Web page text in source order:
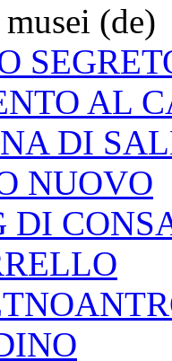
(de)
AL
DI
NUOVO
DI